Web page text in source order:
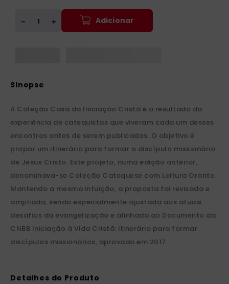
＋
－ Adicionar
A Coleção Casa da Iniciação Cristã é o resultado da
experiência de catequistas que viveram cada um desses
encontros antes de serem publicados. O objetivo é
propor um itinerário para formar o discípulo missionário
de Jesus Cristo. Este projeto, numa edição anterior,
denominava-se Coleção Catequese com Leitura Orante.
Mantendo a mesma intuição, a proposta foi revisada e
ampliada, sendo especialmente ajustada aos atuais
desafios da evangelização e alinhada ao Documento da
CNBB Iniciação à Vida Cristã: itinerário para formar
discípulos missionários, aprovado em 2017.
Detalhes do Produto